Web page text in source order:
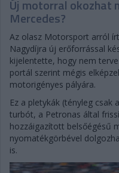
Új motorral okozhat
Mercedes?
Az olasz Motorsport arról
Nagydíjra új erőforrással
kijelentette, hogy nem
portál szerint mégis
motorigényes pályára.
Ez a pletykák (tényleg
turbót, a Petronas által
hozzáigazított belsőégésű
nyomatékgörbével
is.